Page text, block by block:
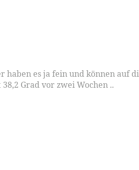
es ja fein und können auf
Grad vor zwei Wochen ..